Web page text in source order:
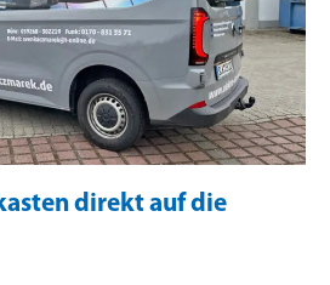
direkt auf die